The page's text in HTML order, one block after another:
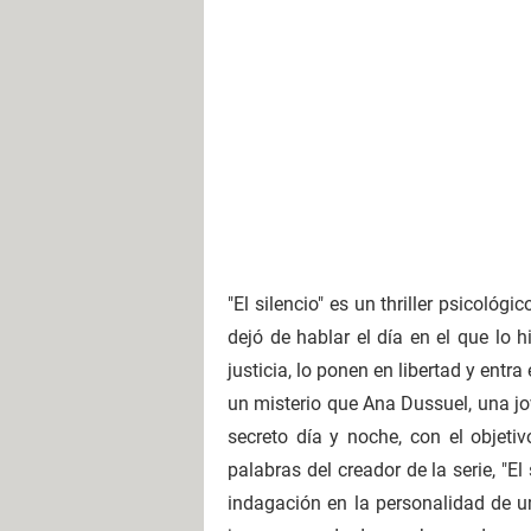
"El silencio" es un thriller
dejó de hablar el día en el que lo
justicia, lo ponen en libertad y
un misterio que Ana Dussuel, una
secreto día y noche, con el
palabras del creador de la serie,
indagación en la personalidad de